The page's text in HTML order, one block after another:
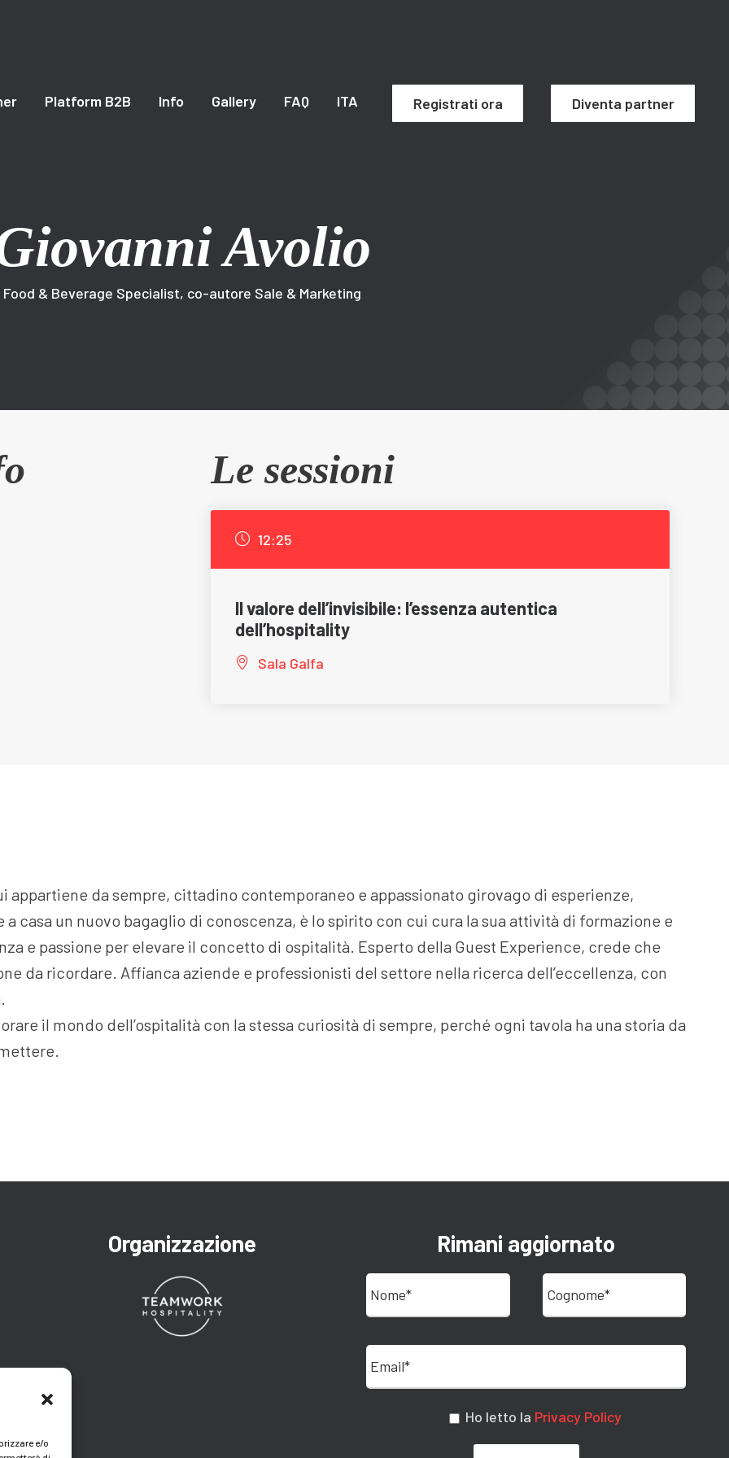
e/o
Platform B2B Info Gallery FAQ ITA Registrati ora Diventa partner
Avolio
Food & Beverage Specialist, co-autore Sale & Marketing
Le sessioni
12:25
Il valore dell’invisibile: l’essenza autentica
dell’hospitality
Sala Galfa
appartiene da sempre, cittadino contemporaneo e appassionato girovago di esperienze,
casa un nuovo bagaglio di conoscenza, è lo spirito con cui cura la sua attività di formazione e
e passione per elevare il concetto di ospitalità. Esperto della Guest Experience, crede che
da ricordare. Affianca aziende e professionisti del settore nella ricerca dell’eccellenza, con
il mondo dell’ospitalità con la stessa curiosità di sempre, perché ogni tavola ha una storia da
Organizzazione Rimani aggiornato
Ho letto la Privacy Policy